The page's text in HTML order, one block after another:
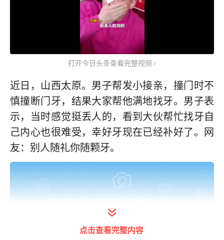
打开今日头条查看完整视频
近日，山西太原。男子帮发小接亲，撞门时不
慎撞断门牙，结果大家帮他满地找牙。男子表
示，当时感觉挺丢人的，看到大伙帮忙找牙自
己内心也很难受，幸好牙现在已经补好了。网
友：别人随礼你随颗牙。
点击查看完整内容